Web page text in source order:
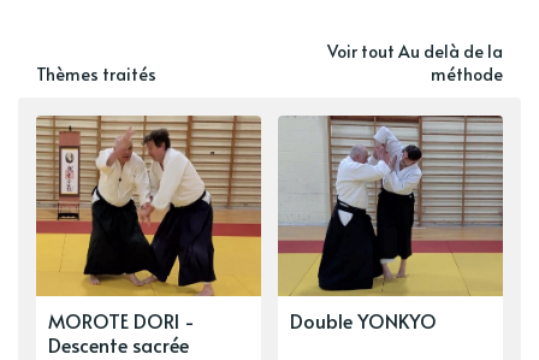
Thèmes traités
Voir tout Au delà de la
méthode
MOROTE DORI -
Descente sacrée
Double YONKYO